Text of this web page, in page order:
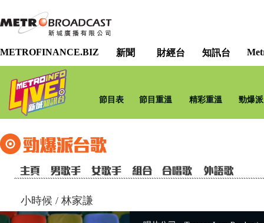
METROFINANCE.BIZ 新聞 財經台 知訊台
節目表 節目重溫 精彩重溫 勁爆
小時候 / 林家謙